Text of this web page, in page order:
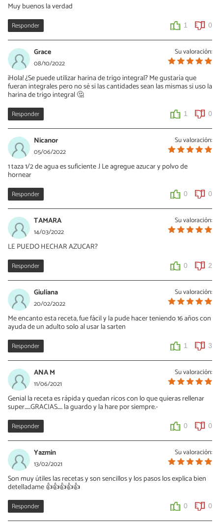
Muy buenos la verdad
Responder 1 0
Su valoración:
Grace
08/10/2022
¡Hola! ¿Se puede utilizar harina de trigo integral? Me gustaría que
fueran integrales pero no sé si las cantidades sean las mismas si uso la
harina de trigo integral 🤔
Responder 1 0
Su valoración:
Nicanor
05/06/2022
1 taza 1/2 de agua es suficiente .l Le agregue azucar y polvo de
hornear
Responder 0 0
Su valoración:
TAMARA
14/03/2022
LE PUEDO HECHAR AZUCAR?
Responder 0 2
Su valoración:
Giuliana
20/02/2022
Me encanto esta receta, fue fácil y la pude hacer teniendo 16 años con
ayuda de un adulto solo al usar la sarten
Responder 1 3
Su valoración:
ANA M
11/06/2021
Genial la receta es rápida y quedan ricos con lo que quieras rellenar
super......GRACIAS..... la guardo y la hare por siempre.-
Responder 0 0
Su valoración:
Yazmin
13/02/2021
Son muy útiles las recetas y son sencillos y los pasos los explica bien
detelladame 👍👍👍👍👍
Responder 0 0